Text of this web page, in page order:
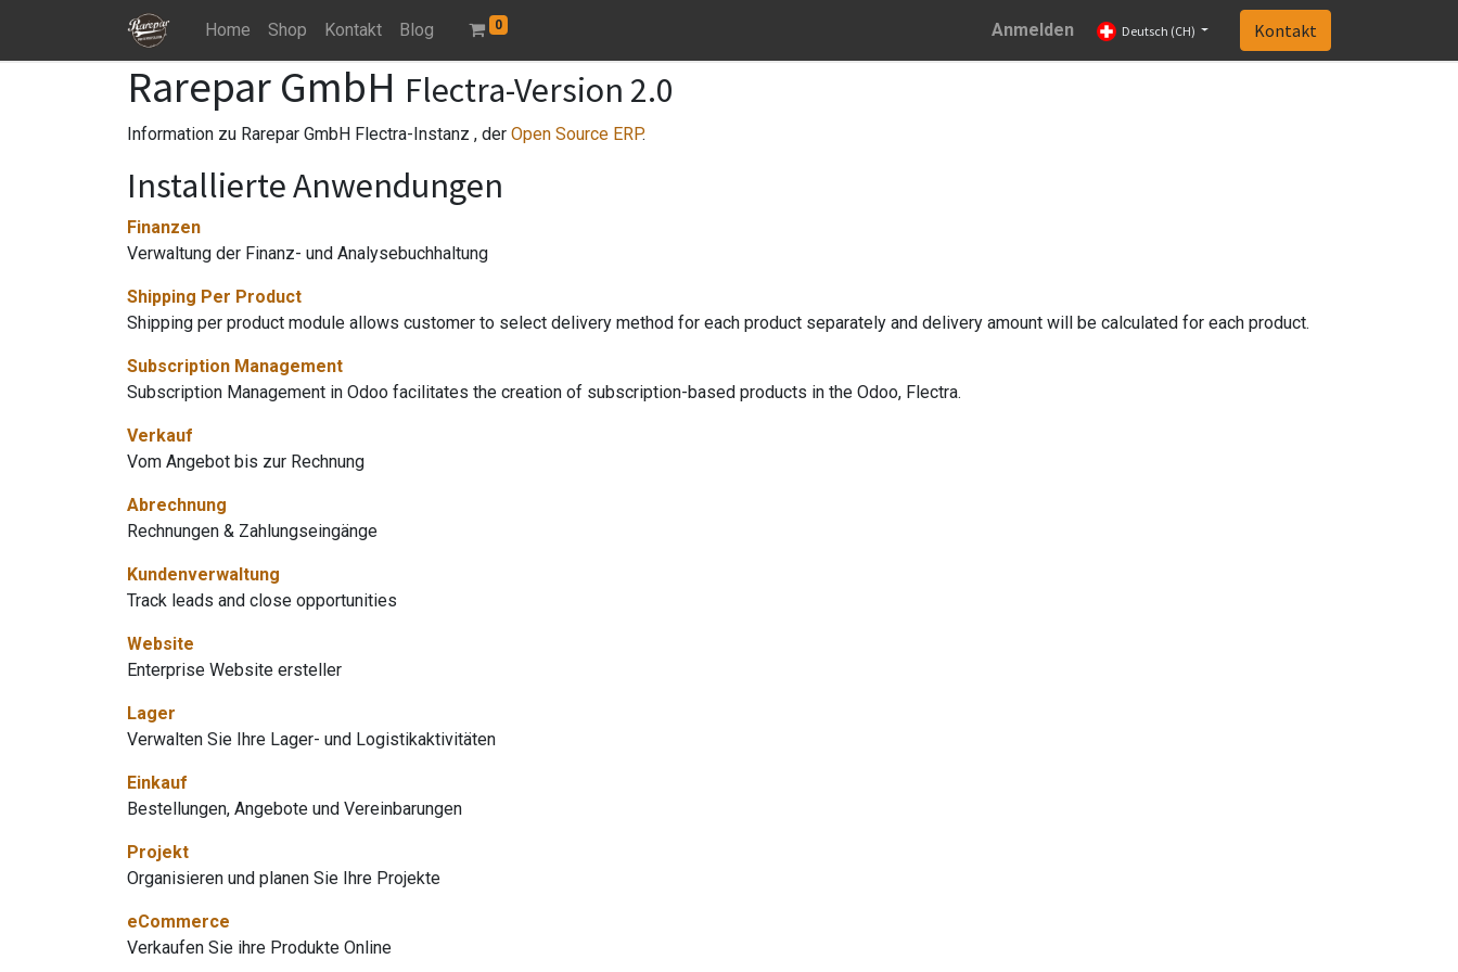
Home Shop Kontakt Blog 0 Anmelden Deutsch (CH) Kontakt
Rarepar GmbH Flectra-Version 2.0
Information zu Rarepar GmbH Flectra-Instanz , der Open Source ERP.
Installierte Anwendungen
Finanzen
Verwaltung der Finanz- und Analysebuchhaltung
Shipping Per Product
Shipping per product module allows customer to select delivery method for each product separately and delivery amount will be calculated for each product.
Subscription Management
Subscription Management in Odoo facilitates the creation of subscription-based products in the Odoo, Flectra.
Verkauf
Vom Angebot bis zur Rechnung
Abrechnung
Rechnungen & Zahlungseingänge
Kundenverwaltung
Track leads and close opportunities
Website
Enterprise Website ersteller
Lager
Verwalten Sie Ihre Lager- und Logistikaktivitäten
Einkauf
Bestellungen, Angebote und Vereinbarungen
Projekt
Organisieren und planen Sie Ihre Projekte
eCommerce
Verkaufen Sie ihre Produkte Online